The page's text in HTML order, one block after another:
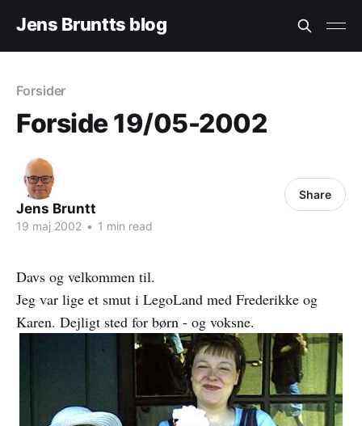
Jens Bruntts blog
Forsider
Forside 19/05-2002
Jens Bruntt
19 maj 2002 • 1 min read
Share
Davs og velkommen til.
Jeg var lige et smut i LegoLand med Frederikke og
Karen. Dejligt sted for børn - og voksne.